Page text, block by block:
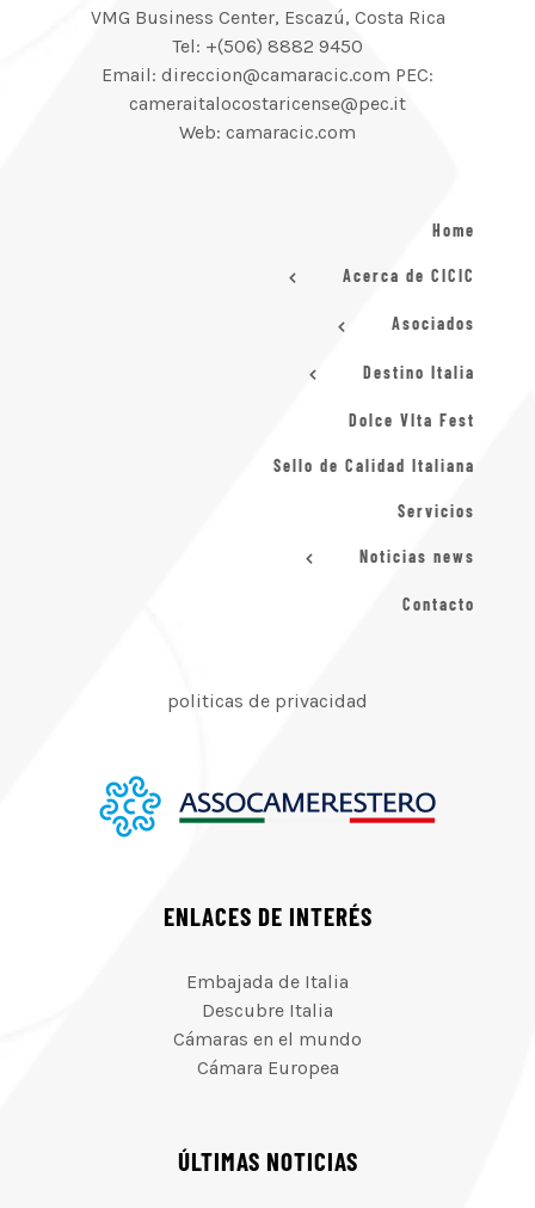
VMG Business Center, Escazú, Costa Rica
Tel: +(506) 8882 9450
Email: direccion@camaracic.com PEC:
cameraitalocostaricense@pec.it
Web: camaracic.com
Home
Acerca de CICIC
Asociados
Destino Italia
Dolce VIta Fest
Sello de Calidad Italiana
Servicios
Noticias news
Contacto
politicas de privacidad
ENLACES DE INTERÉS
Embajada de Italia
Descubre Italia
Cámaras en el mundo
Cámara Europea
ÚLTIMAS NOTICIAS